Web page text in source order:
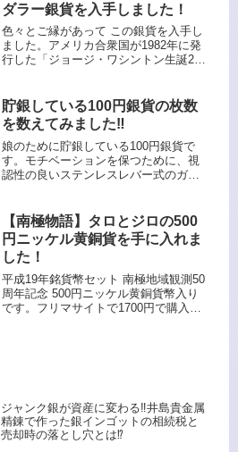
ダラー銀貨を入手しました！
色々とご縁があって この銀貨を入手し
ました。アメリカ合衆国が1982年に発
行した「ジョージ・ワシントン生誕250
れています。ワシントンはアメリカ独
立戦争の指導者であり初代大...
貯銀している100円銀貨の枚数
を数えてみました‼️
娘のために貯銀している100円銀貨で
す。モチベーションを保つために、視
認性の良いステンレスレバー式のガラ
枚数を数えてみようと思います。作業
用にもう使っていないバスタ...
【南極物語】タロとジロの500
円ニッケル黄銅貨を手に入れま
した！
平成19年銘貨幣セット 南極地域観測50
周年記念 500円ニッケル黄銅貨幣入り
です。フリマサイトで1700円で購入し
ジャンク銀が資産に変わる‼️井島貴金属
精錬で作った銀インゴットの相続税と
売却時の落とし穴とは⁉️